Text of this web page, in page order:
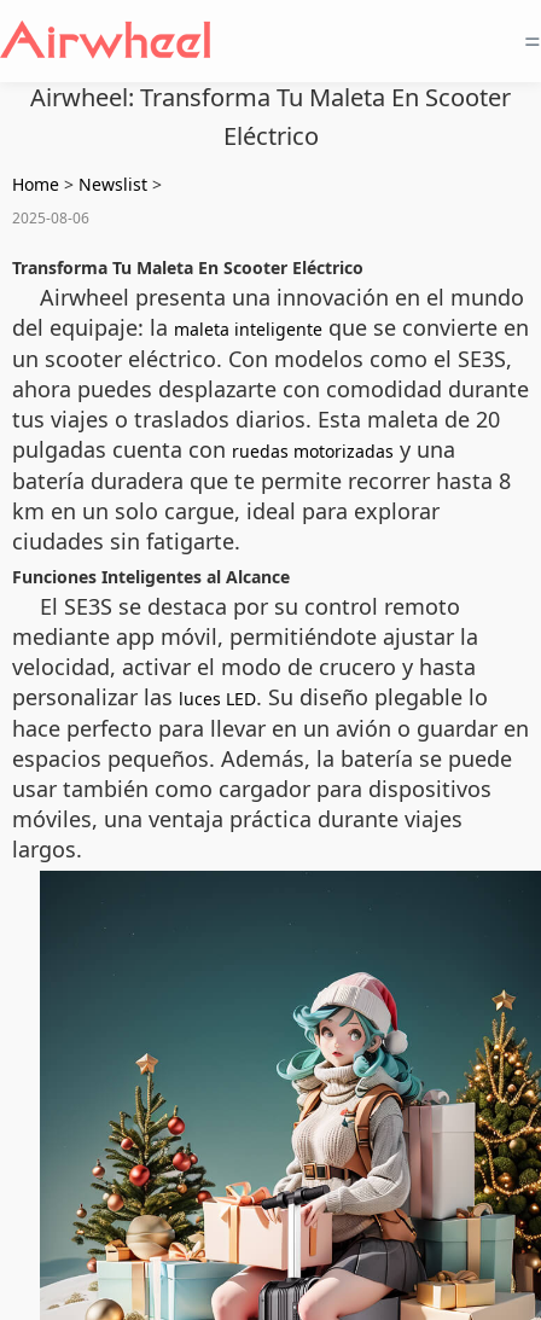
=
Airwheel: Transforma Tu Maleta En Scooter
Eléctrico
Home > Newslist >
2025-08-06
Transforma Tu Maleta En Scooter Eléctrico
Airwheel presenta una innovación en el mundo
del equipaje: la maleta inteligente que se convierte en
un scooter eléctrico. Con modelos como el SE3S,
ahora puedes desplazarte con comodidad durante
tus viajes o traslados diarios. Esta maleta de 20
pulgadas cuenta con ruedas motorizadas y una
batería duradera que te permite recorrer hasta 8
km en un solo cargue, ideal para explorar
ciudades sin fatigarte.
Funciones Inteligentes al Alcance
El SE3S se destaca por su control remoto
mediante app móvil, permitiéndote ajustar la
velocidad, activar el modo de crucero y hasta
personalizar las luces LED. Su diseño plegable lo
hace perfecto para llevar en un avión o guardar en
espacios pequeños. Además, la batería se puede
usar también como cargador para dispositivos
móviles, una ventaja práctica durante viajes
largos.